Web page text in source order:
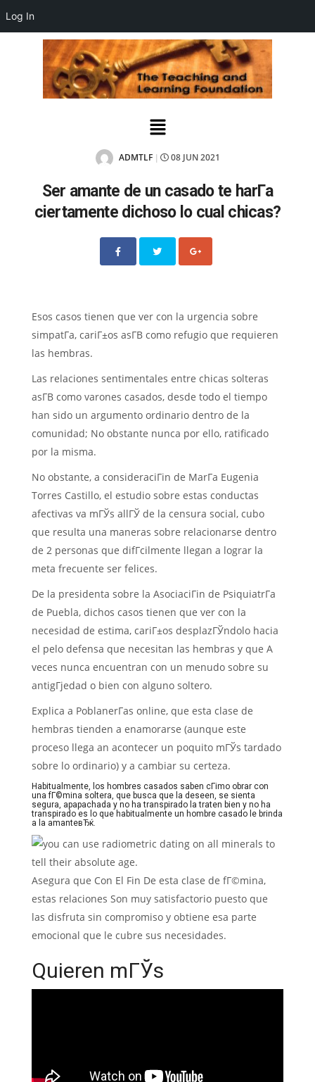
Log In
ADMTLF 08 JUN 2021
Ser amante de un casado te harГ­a
ciertamente dichoso lo cual chicas?
Esos casos tienen que ver con la urgencia sobre
simpatГ­a, cariГ±os asГ­В­ como refugio que requieren
las hembras.
Las relaciones sentimentales entre chicas solteras
asГ­В­ como varones casados, desde todo el tiempo
han sido un argumento ordinario dentro de la
comunidad; No obstante nunca por ello, ratificado
por la misma.
No obstante, a consideraciГіn de MarГ­a Eugenia
Torres Castillo, el estudio sobre estas conductas
afectivas va mГЎs allГЎ de la censura social, cubo
que resulta una maneras sobre relacionarse dentro
de 2 personas que difГ­cilmente llegan a lograr la
meta frecuente ser felices.
De la presidenta sobre la AsociaciГіn de PsiquiatrГ­a
de Puebla, dichos casos tienen que ver con la
necesidad de estima, cariГ±os desplazГЎndolo hacia
el pelo defensa que necesitan las hembras y que A
veces nunca encuentran con un menudo sobre su
antigГјedad o bien con alguno soltero.
Explica a PoblanerГ­as online, que esta clase de
hembras tienden a enamorarse (aunque este
proceso llega an acontecer un poquito mГЎs tardado
sobre lo ordinario) y a cambiar su certeza.
Habitualmente, los hombres casados saben cГіmo obrar con
una fГ©mina soltera, que busca que la deseen, se sienta
segura, apapachada y no ha transpirado la traten bien y no ha
transpirado es lo que habitualmente un hombre casado le brinda
a la amanteвЂќ.
Asegura que Con El Fin De esta clase de fГ©mina,
estas relaciones Son muy satisfactorio puesto que
las disfruta sin compromiso y obtiene esa parte
emocional que le cubre sus necesidades.
Quieren mГЎs